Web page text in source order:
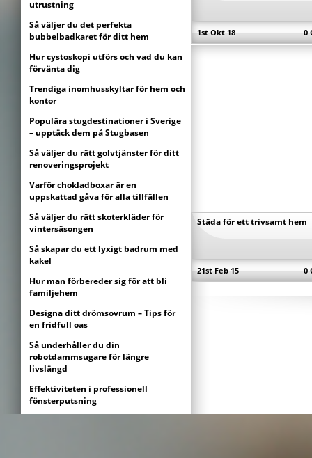
1st Okt 18 0
Städa för ett trivsamt hem
21st Feb 15 0
utrustning
Så väljer du det perfekta
bubbelbadkaret för ditt hem
Hur cystoskopi utförs och vad du kan
förvänta dig
Trendiga inomhusskyltar för hem och
kontor
Populära stugdestinationer i Sverige
– upptäck dem på Stugbasen
Så väljer du rätt golvtjänster för ditt
renoveringsprojekt
Varför chokladboxar är en
uppskattad gåva för alla tillfällen
Så väljer du rätt skoterkläder för
vintersäsongen
Så skapar du ett lyxigt badrum med
kakel
Hur man förbereder sig för att bli
familjehem
Designa ditt drömsovrum – Tips för
en fridfull oas
Så underhåller du din
robotdammsugare för längre
livslängd
Effektiviteten i professionell
fönsterputsning